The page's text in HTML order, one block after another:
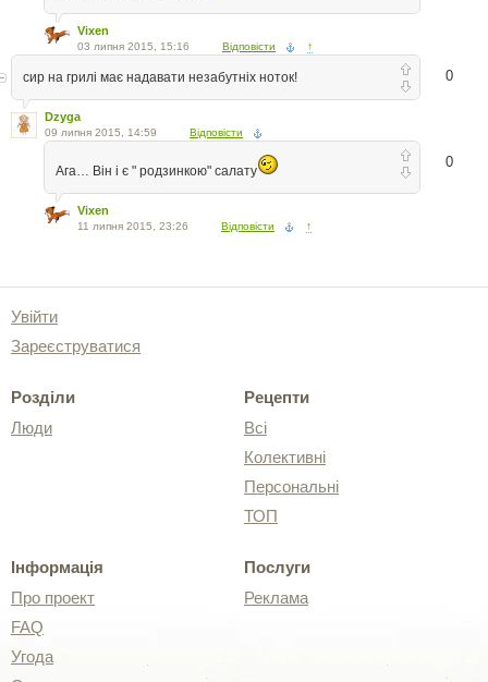
Vixen
03 липня 2015, 15:16 Відповісти ↑
0
сир на грилі має надавати незабутніх ноток!
Dzyga
09 липня 2015, 14:59 Відповісти
0
Ага… Він і є " родзинкою" салату
Vixen
11 липня 2015, 23:26 Відповісти ↑
Увійти
Зареєструватися
Розділи
Люди
Рецепти
Всі
Колективні
Персональні
ТОП
Інформація
Про проект
FAQ
Угода
Послуги
Реклама